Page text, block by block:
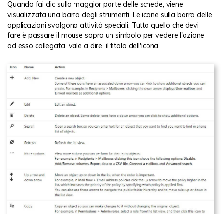
Quando fai clic sulla maggior parte delle schede, viene
visualizzata una barra degli strumenti. Le icone sulla barra delle
applicazioni svolgono attività speciali. Tutto quello che devi
fare è passare il mouse sopra un simbolo per vedere l'azione
ad esso collegata, vale a dire, il titolo dell'icona.